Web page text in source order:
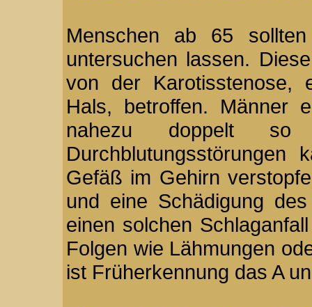
Menschen ab 65
untersuchen lassen.
von der Karotisstenose,
Hals, betroffen. Männer
nahezu doppelt
Gefäß im Gehirn
und eine Schädigung
einen solchen
Folgen wie Lähmungen
ist Früherkennung das A